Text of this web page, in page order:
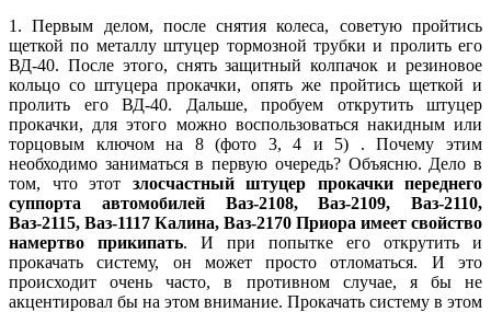
1. Первым делом, после снятия колеса, советую пройтись
щеткой по металлу штуцер тормозной трубки и пролить его
ВД-40. После этого, снять защитный колпачок и резиновое
кольцо со штуцера прокачки, опять же пройтись щеткой и
пролить его ВД-40. Дальше, пробуем открутить штуцер
прокачки, для этого можно воспользоваться накидным или
торцовым ключом на 8 (фото 3, 4 и 5) . Почему этим
необходимо заниматься в первую очередь? Объясню. Дело в
том, что этот злосчастный штуцер прокачки переднего
суппорта автомобилей Ваз-2108, Ваз-2109, Ваз-2110,
Ваз-2115, Ваз-1117 Калина, Ваз-2170 Приора имеет свойство
намертво прикипать. И при попытке его открутить и
прокачать систему, он может просто отломаться. И это
происходит очень часто, в противном случае, я бы не
акцентировал бы на этом внимание. Прокачать систему в этом